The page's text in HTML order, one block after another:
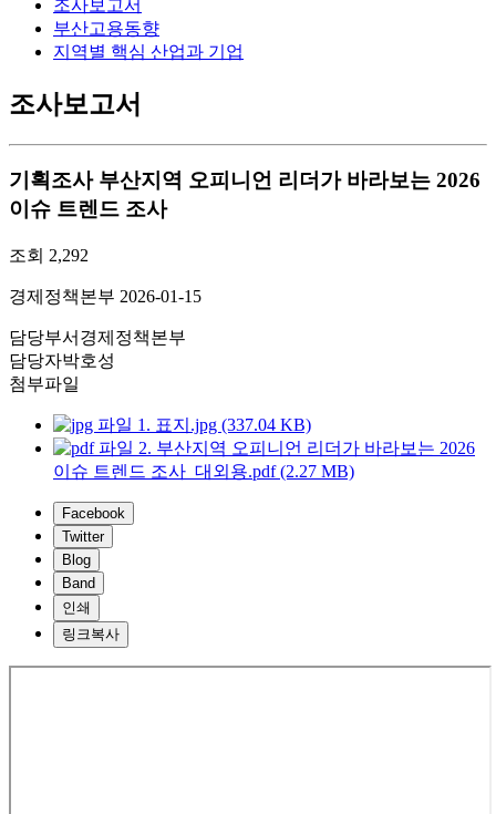
조사보고서
부산고용동향
지역별 핵심 산업과 기업
조사보고서
기획조사 부산지역 오피니언 리더가 바라보는 2026
이슈 트렌드 조사
조회 2,292
경제정책본부 2026-01-15
담당부서 경제정책본부
담당자박호성
첨부파일
1. 표지.jpg (337.04 KB)
2. 부산지역 오피니언 리더가 바라보는 2026
이슈 트렌드 조사_대외용.pdf (2.27 MB)
Facebook
Twitter
Blog
Band
인쇄
링크복사